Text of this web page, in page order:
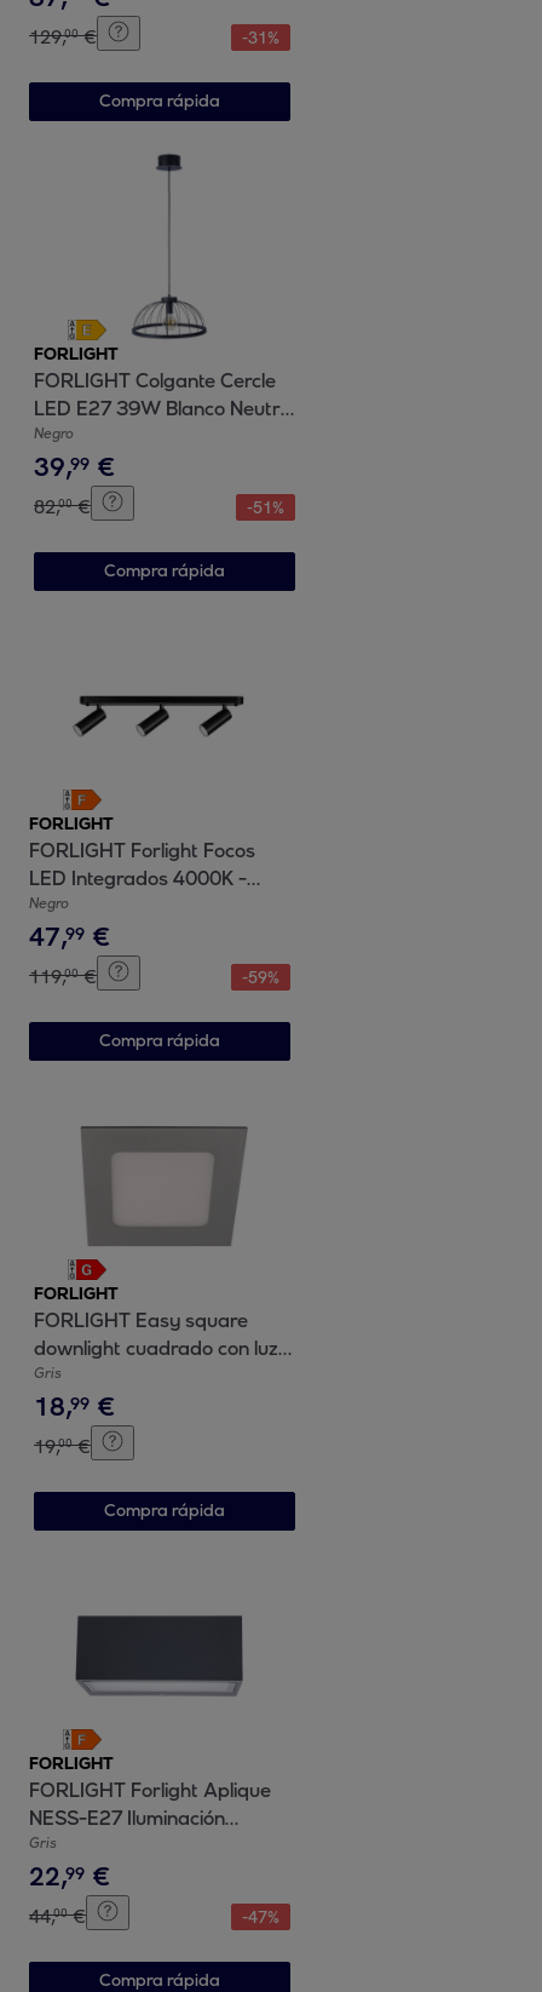
ø30cm Color Blanco
129,00 € -31%
Compra rápida
FORLIGHT
FORLIGHT Colgante Cercle
LED E27 39W Blanco Neutro
- 4000K Negro para Interior
de Techo en Comedor, Salón,
Cocina
Negro
39,99 €
82,00 € -51%
Compra rápida
FORLIGHT
FORLIGHT Forlight Focos
LED Integrados 4000K -
Iluminación Moderna para
Hogar, Acabado Negro
Prismatizado, Material
Resistente en Acero y
Policarbonato, Serie Logos
Negro
47,99 €
119,00 € -59%
Compra rápida
FORLIGHT
FORLIGHT Easy square
downlight cuadrado con luz
led blanco cálido 3000K en
color gris
Gris
18,99 €
19,00 €
Compra rápida
FORLIGHT
FORLIGHT Forlight Aplique
NESS-E27 Iluminación
Interior Aluminio y Cristal,
Acabado Gris Urbano
Arenado, Compatible con
Bombillas Personalizables,
Diseño Moderno y Duradero
Gris
22,99 €
44,00 € -47%
Compra rápida